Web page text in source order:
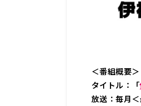
＜番組概要＞
タイトル：「
放送：毎月